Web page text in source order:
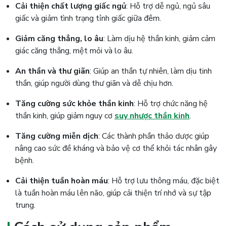
Cải thiện chất lượng giấc ngủ: Hỗ trợ dễ ngủ, ngủ sâu
giấc và giảm tình trạng tỉnh giấc giữa đêm.
Giảm căng thẳng, lo âu: Làm dịu hệ thần kinh, giảm cảm
giác căng thẳng, mệt mỏi và lo âu.
An thần và thư giãn: Giúp an thần tự nhiên, làm dịu tinh
thần, giúp người dùng thư giãn và dễ chịu hơn.
Tăng cường sức khỏe thần kinh: Hỗ trợ chức năng hệ
thần kinh, giúp giảm nguy cơ suy nhược thần kinh.
Tăng cường miễn dịch: Các thành phần thảo dược giúp
nâng cao sức đề kháng và bảo vệ cơ thể khỏi tác nhân gây
bệnh.
Cải thiện tuần hoàn máu: Hỗ trợ lưu thông máu, đặc biệt
là tuần hoàn máu lên não, giúp cải thiện trí nhớ và sự tập
trung.